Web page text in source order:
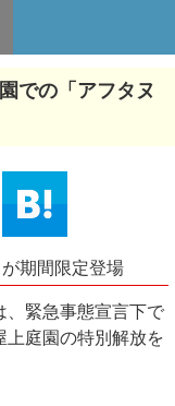
での「アフタヌ
期間限定登場
、緊急事態宣言下で
上庭園の特別解放を